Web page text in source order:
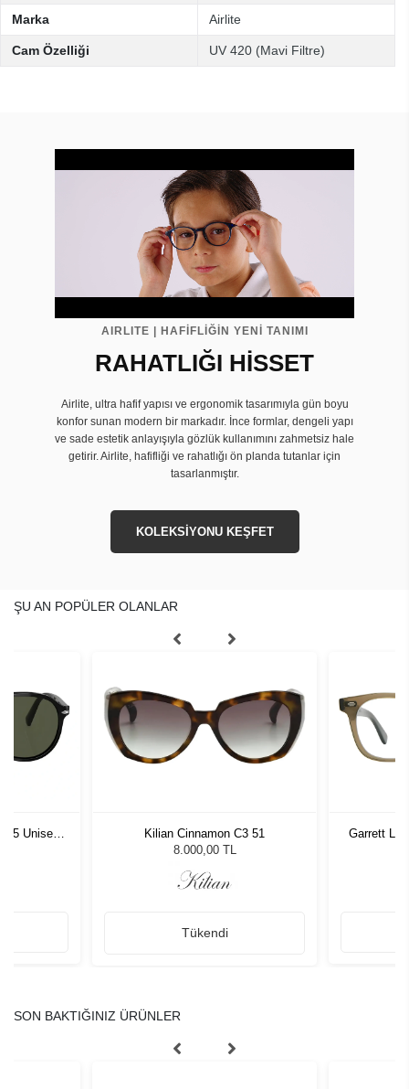
Marka Airlite
Cam Özelliği UV 420 (Mavi Filtre)
AIRLITE | HAFİFLİĞİN YENİ TANIMI
RAHATLIĞI HİSSET
Airlite, ultra hafif yapısı ve ergonomik tasarımıyla gün boyu
konfor sunan modern bir markadır. İnce formlar, dengeli yapı
ve sade estetik anlayışıyla gözlük kullanımını zahmetsiz hale
getirir. Airlite, hafifliği ve rahatlığı ön planda tutanlar için
tasarlanmıştır.
KOLEKSİYONU KEŞFET
ŞU AN POPÜLER OLANLAR
55 Unisex
Kilian Cinnamon C3 51
8.000,00 TL
Tükendi
Garrett
SON BAKTIĞINIZ ÜRÜNLER